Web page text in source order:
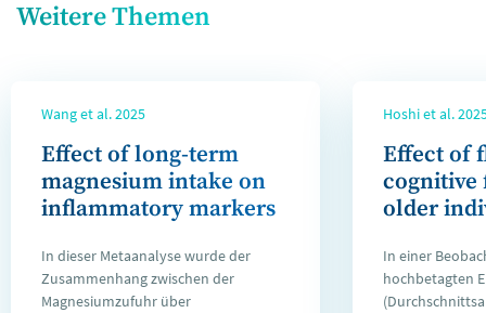
Weitere Themen
Wang et al. 2025
Effect of long-term
magnesium intake on
inflammatory markers
In dieser Metaanalyse wurde der
Zusammenhang zwischen der
Magnesiumzufuhr über
Hoshi et al.
Effect of
older
In einer
hochbetagten